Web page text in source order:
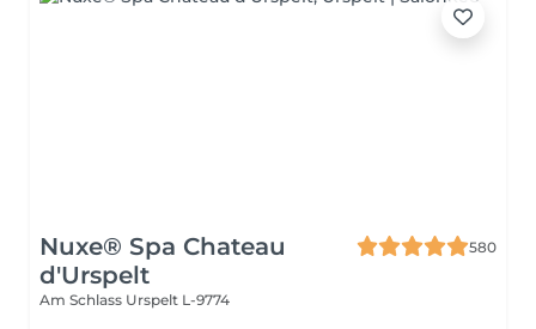
Nuxe® Spa Chateau
d'Urspelt
580
Am Schlass Urspelt L-9774